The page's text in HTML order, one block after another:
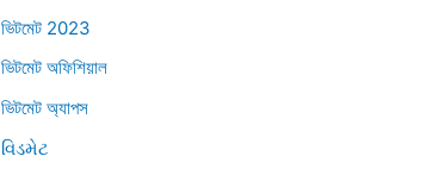
ভিটমেট 2023
ভিটমেট অফিশিয়াল
ভিটমেট অ্যাপস
વિડમેટ